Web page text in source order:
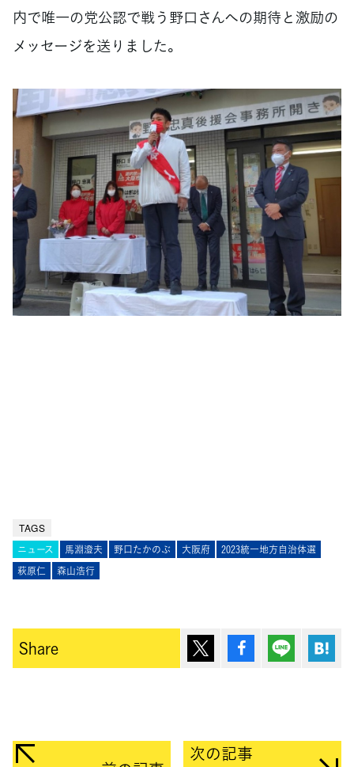
内で唯一の党公認で戦う野口さんへの期待と激励の
メッセージを送りました。
TAGS
ニュース 馬淵澄夫 野口たかのぶ 大阪府
2023統一地方自治体選
萩原仁
森山浩行
Share ポスト シェア Lineで送
次の記事